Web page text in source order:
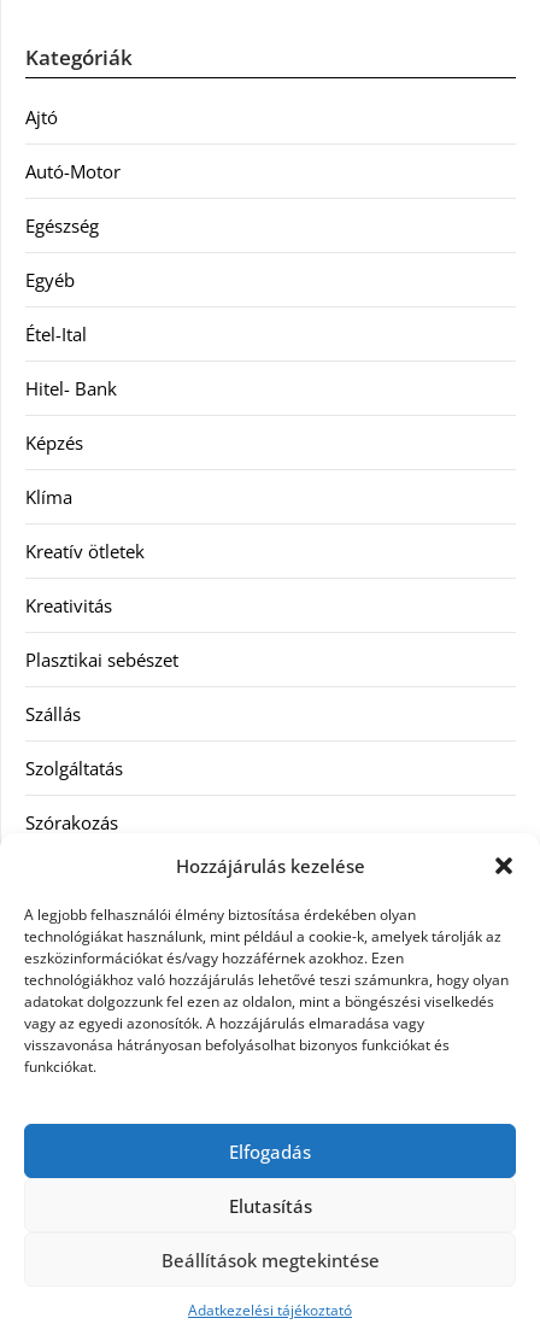
Hozzájárulás kezelése
A legjobb felhasználói élmény biztosítása érdekében olyan
technológiákat használunk, mint például a cookie-k, amelyek tárolják az
eszközinformációkat és/vagy hozzáférnek azokhoz. Ezen
technológiákhoz való hozzájárulás lehetővé teszi számunkra, hogy olyan
adatokat dolgozzunk fel ezen az oldalon, mint a böngészési viselkedés
vagy az egyedi azonosítók. A hozzájárulás elmaradása vagy
visszavonása hátrányosan befolyásolhat bizonyos funkciókat és
funkciókat.
Elfogadás
Elutasítás
Beállítások megtekintése
Adatkezelési tájékoztató
Kategóriák
Ajtó
Autó-Motor
Egészség
Egyéb
Étel-Ital
Hitel- Bank
Képzés
Klíma
Kreatív ötletek
Kreativitás
Plasztikai sebészet
Szállás
Szolgáltatás
Szórakozás
Vásárlás
Víztisztítás
Webáruház
hátfájás kezelése műkörmös eszközök szemészeti betegségek
WordPress Theme